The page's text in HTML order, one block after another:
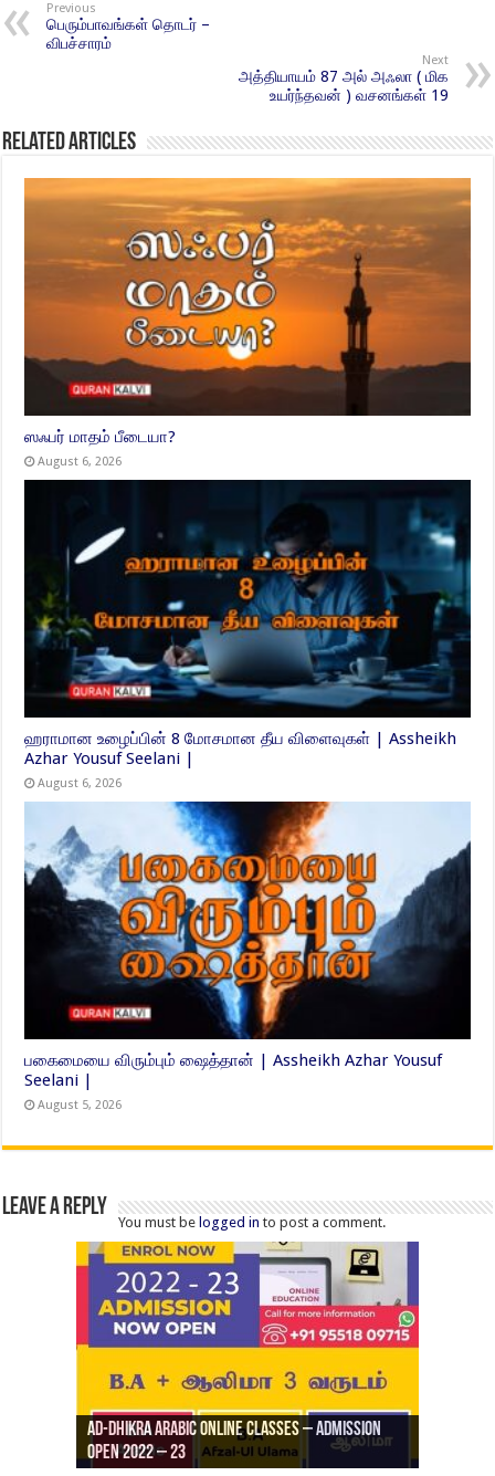
Previous
பெரும்பாவங்கள் தொடர் –
விபச்சாரம்
Next
அத்தியாயம் 87 அல் அஃலா ( மிக
உயர்ந்தவன் ) வசனங்கள் 19
Related Articles
ஸஃபர் மாதம் பீடையா?
August 6, 2026
ஹராமான உழைப்பின் 8 மோசமான தீய விளைவுகள் | Assheikh
Azhar Yousuf Seelani |
August 6, 2026
பகைமையை விரும்பும் ஷைத்தான் | Assheikh Azhar Yousuf
Seelani |
August 5, 2026
Leave a Reply
You must belogged in to post a comment.
Ad-Dhikra Arabic Online Classes – Admission
Open 2022 – 23
Ad-Dhikra Arabic Online Classes – BA Arabic
AD DHIKRA ARABIC COLLEGE ADMISSION
ரியாத் ஜும்ஆ தமிழாக்கம், Jamia Al Hajiri
Masjid (Kuwait Masjid), Malaz, Riyadh